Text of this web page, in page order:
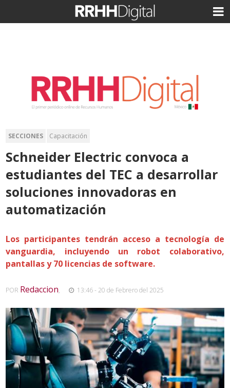
SECCIONES Capacitación
Schneider Electric convoca a
estudiantes del TEC a desarrollar
soluciones innovadoras en
automatización
Los participantes tendrán acceso a tecnología de
vanguardia, incluyendo un robot colaborativo,
pantallas y 70 licencias de software.
POR Redaccion, 13:46 - 20 de Febrero del 2025